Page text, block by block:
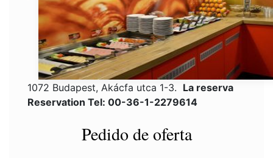
1072 Budapest, Akácfa utca 1-3. La reserva
Reservation Tel: 00-36-1-2279614
Pedido de oferta